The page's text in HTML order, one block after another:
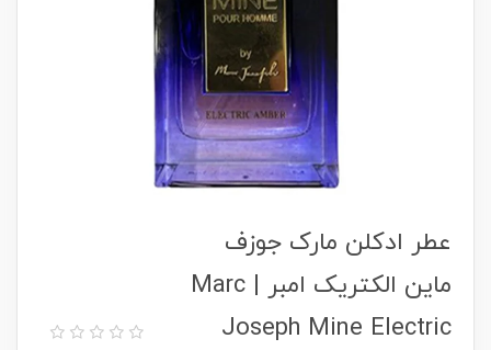
عطر ادکلن مارک جوزف
ماین الکتریک امبر | Marc
Joseph Mine Electric